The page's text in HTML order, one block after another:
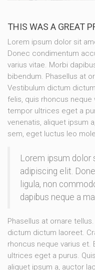
THIS WAS A GREAT
Lorem ipsum dolor sit
Donec condimentum
varius vitae. Morbi
bibendum. Phasellus at
Vestibulum dictum
felis, quis rhoncus
tempor ultrices eget a
venenatis, aliquet ipsum
sem, eget luctus leo
Lorem ipsum
adipiscing elit.
ligula, non
dapibus neque a
Phasellus at ornare
dictum dictum laoreet.
rhoncus neque varius
ultrices eget a purus.
aliquet ipsum a, auctor